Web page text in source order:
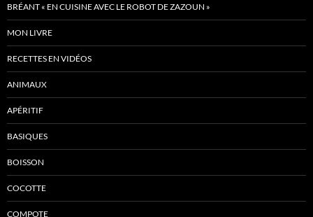
BRÉANT « EN CUISINE AVEC LE ROBOT DE ZAZOUN »
MON LIVRE
RECETTES EN VIDÉOS
ANIMAUX
APÉRITIF
BASIQUES
BOISSON
COCOTTE
COMPOTE